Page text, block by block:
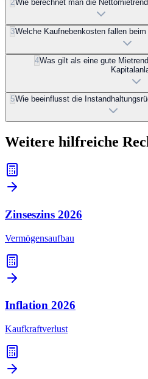
2Wie berechnet man die
3Welche Kaufnebenkosten fallen
4Was gilt als eine gute
5Wie beeinflusst die
Weitere hilfreiche
Zinseszins 2026
Vermögensaufbau
Inflation 2026
Kaufkraftverlust